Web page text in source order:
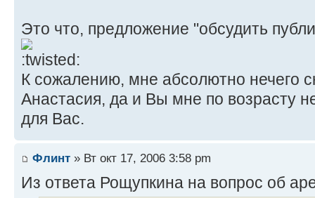
Это что, предложение "обсудить
К сожалению, мне абсолютно нечего
Анастасия, да и Вы мне по возрасту
для Вас.
Флинт » Вт окт 17, 2006 3:58 pm
Из ответа Рощупкина на вопрос об